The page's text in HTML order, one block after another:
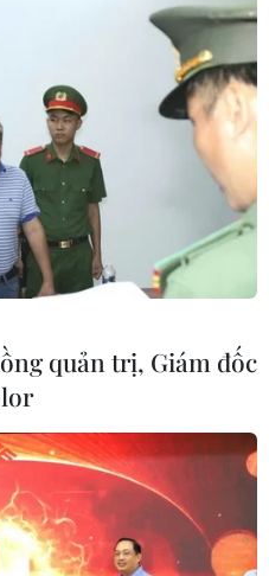
quản trị, Giám đốc